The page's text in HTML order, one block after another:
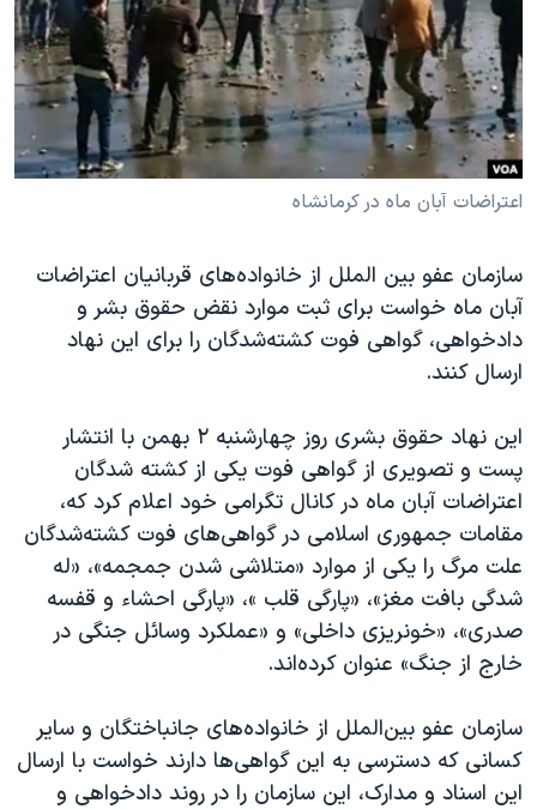
فرهنگ و زندگی
حقوق شهروندی
اقتصادی
علم و فناوری
اسرائیل در جنگ
آرشیو پخش زنده
مستندها
انتخابات ریاست جمهوری آمریکا ۲۰۲۴
حمله جمهوری اسلامی به اسرائیل
رمز مهسا
ورزش زنان در ایران
مجموعه مستندهای دادخواهی
تریبونال مردمی آبان ۹۸
دادگاه حمید نوری
قانون شفافیت دارائی کادر رهبری ایران
اعتراضات مردمی آبان ۹۸
اسرائیل در جنگ
نرگس محمدی برنده جایزه نوبل صلح
همایش محافظه‌کاران آمریکا «سی‌پک»
صفحه‌های ویژه
دنبال کنید
زبانهای مختلف
اعتراضات آبان ماه در کرمانشاه
سازمان عفو بین الملل از خانواده‌های قربانیان اعتراضات
آبان ماه خواست برای ثبت موارد نقض حقوق بشر و
دادخواهی، گواهی فوت کشته‌شدگان را برای این نهاد
ارسال کنند.
این نهاد حقوق بشری روز چهارشنبه ۲ بهمن با انتشار
پست و تصویری از گواهی فوت یکی از کشته شدگان
اعتراضات آبان ماه در کانال تگرامی خود اعلام کرد که،
مقامات جمهوری اسلامی در گواهی‌های فوت کشته‌شدگان
علت مرگ را یکی از موارد «متلاشی شدن جمجمه»، «له
شدگی بافت مغز»، «پارگی قلب »، «پارگی احشاء و قفسه
صدری»، «خونریزی داخلی» و «عملکرد وسائل جنگی در
خارج از جنگ» عنوان کرده‌اند.
سازمان عفو بین‌الملل از خانواده‌های جانباختگان و سایر
کسانی که دسترسی به این گواهی‌ها دارند خواست با ارسال
این اسناد و مدارک، این سازمان را در روند دادخواهی و